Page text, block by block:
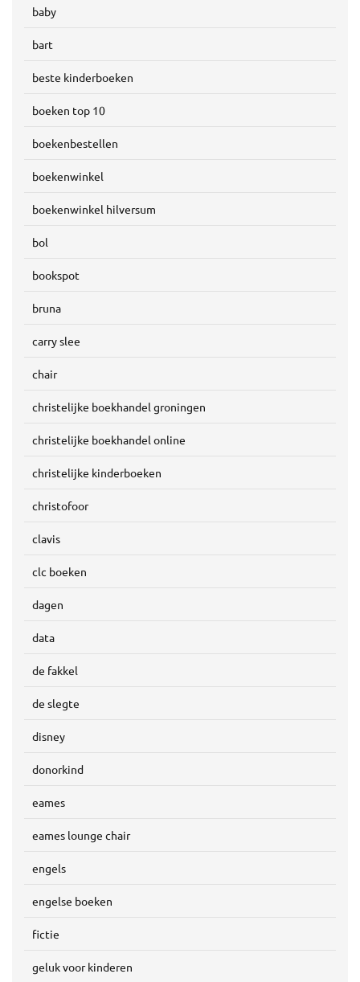
baby
bart
beste kinderboeken
boeken top 10
boekenbestellen
boekenwinkel
boekenwinkel hilversum
bol
bookspot
bruna
carry slee
chair
christelijke boekhandel groningen
christelijke boekhandel online
christelijke kinderboeken
christofoor
clavis
clc boeken
dagen
data
de fakkel
de slegte
disney
donorkind
eames
eames lounge chair
engels
engelse boeken
fictie
geluk voor kinderen